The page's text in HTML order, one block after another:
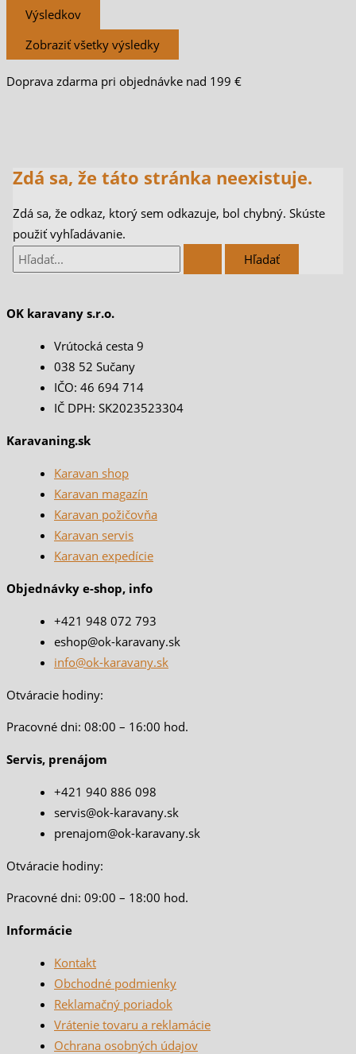
Výsledkov
Zobraziť všetky výsledky
Doprava zdarma pri objednávke nad 199 €
Zdá sa, že táto stránka neexistuje.
Zdá sa, že odkaz, ktorý sem odkazuje, bol chybný. Skúste
použiť vyhľadávanie.
OK karavany s.r.o.
Vrútocká cesta 9
038 52 Sučany
IČO: 46 694 714
IČ DPH: SK2023523304
Karavaning.sk
Karavan shop
Karavan magazín
Karavan požičovňa
Karavan servis
Karavan expedície
Objednávky e-shop, info
+421 948 072 793
eshop@ok-karavany.sk
info@ok-karavany.sk
Otváracie hodiny:
Pracovné dni: 08:00 – 16:00 hod.
Servis, prenájom
+421 940 886 098
servis@ok-karavany.sk
prenajom@ok-karavany.sk
Otváracie hodiny:
Pracovné dni: 09:00 – 18:00 hod.
Informácie
Kontakt
Obchodné podmienky
Reklamačný poriadok
Vrátenie tovaru a reklamácie
Ochrana osobných údajov